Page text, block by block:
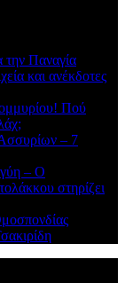
την Παναγία
και ανέκδοτες
Πού
– 7
– Ο
στηρίζει